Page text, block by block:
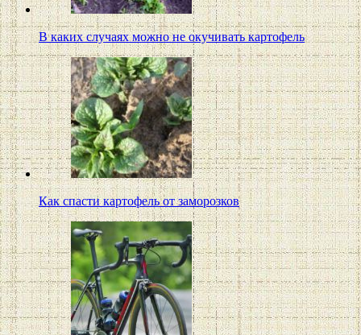
В каких случаях можно не окучивать картофель
Как спасти картофель от заморозков